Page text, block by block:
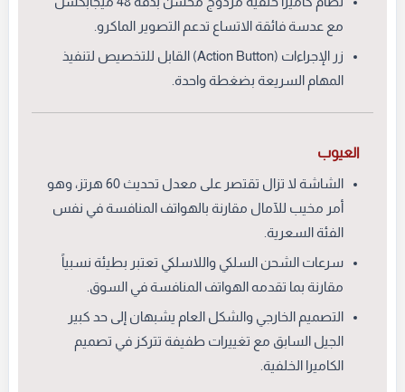
مع عدسة فائقة الاتساع تدعم التصوير الماكرو.
زر الإجراءات (Action Button) القابل للتخصيص لتنفيذ
المهام السريعة بضغطة واحدة.
العيوب
الشاشة لا تزال تقتصر على معدل تحديث 60 هرتز، وهو
أمر مخيب للآمال مقارنة بالهواتف المنافسة في نفس
الفئة السعرية.
سرعات الشحن السلكي واللاسلكي تعتبر بطيئة نسبياً
مقارنة بما تقدمه الهواتف المنافسة في السوق.
التصميم الخارجي والشكل العام يشبهان إلى حد كبير
الجيل السابق مع تغييرات طفيفة تتركز في تصميم
الكاميرا الخلفية.